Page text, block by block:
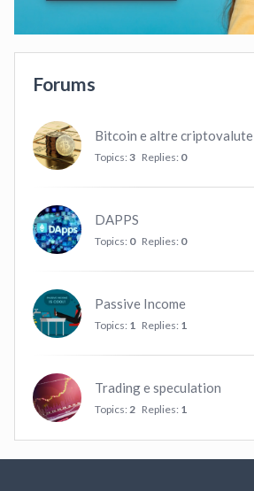
Forums
Bitcoin e altre criptovalute
Topics: 3 Replies: 0
DAPPS
Topics: 0 Replies: 0
Passive Income
Topics: 1 Replies: 1
Trading e speculation
Topics: 2 Replies: 1